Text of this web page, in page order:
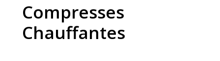
Compresses
Chauffantes